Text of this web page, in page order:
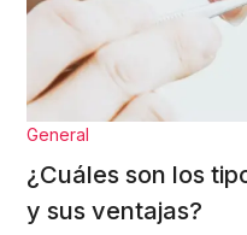
General
¿Cuáles son los
y sus ventajas?